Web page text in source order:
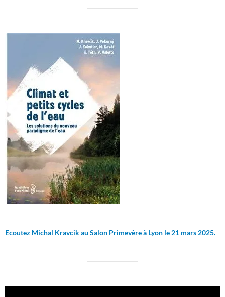
Ecoutez Michal Kravcik au Salon Primevère à Lyon le 21 mars 2025.